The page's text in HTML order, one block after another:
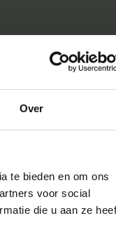
Over
te bieden en om ons
voor social
die u aan ze